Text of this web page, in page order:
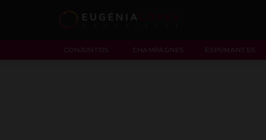
CONJUNTOS CHAMPAGNES ESPUMANTES